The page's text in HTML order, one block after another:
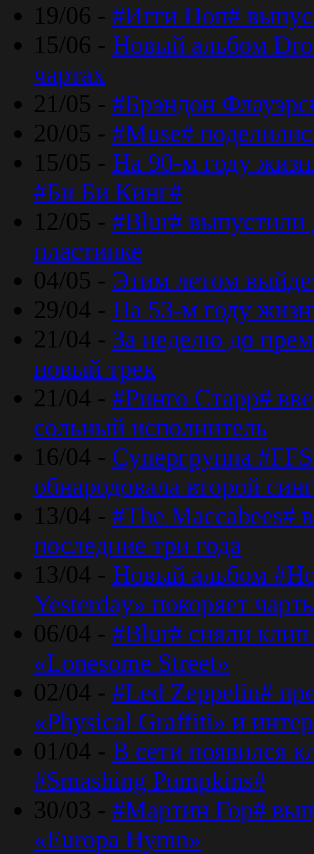
19/06 - #Игги Поп#
15/06 - Новый альбом
чартах
21/05 - #Брэндон
20/05 - #Muse#
15/05 - На 90-м году
#Би Би Кинг#
12/05 - #Blur# выпустили
пластинке
04/05 - Этим летом
29/04 - На 53-м году
21/04 - За неделю до
новый трек
21/04 - #Ринго Старр#
сольный исполнитель
16/04 - Супергруппа
обнародовала второй
13/04 - #The Maccabees#
последние три года
13/04 - Новый альбом
Yesterday» покоряет
06/04 - #Blur# сняли клип
«Lonesome Street»
02/04 - #Led Zeppelin#
«Physical Graffiti» и
01/04 - В сети появился
#Smashing Pumpkins#
30/03 - #Мартин Гор#
«Europa Hymn»